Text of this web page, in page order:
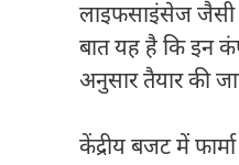
लाइफसाइंसेज जैसी
बात यह है कि इन
अनुसार तैयार की
केंद्रीय बजट में